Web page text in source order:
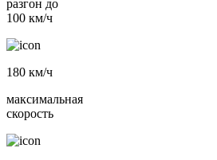
разгон до
100 км/ч
180 км/ч
максимальная
скорость